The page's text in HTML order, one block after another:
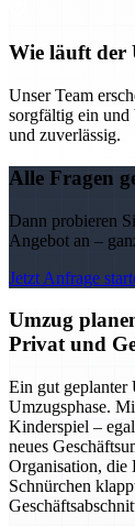
Wie läuft der
Unser Team
sorgfältig ein und
und zuverlässig.
Alle Fragen
Dann probieren
Angebot an –
Jetzt Anfrage
Umzug
Privat und
Ein gut geplanter
Umzugsphase.
Kinderspiel –
neues
Organisation, die
Schnürchen